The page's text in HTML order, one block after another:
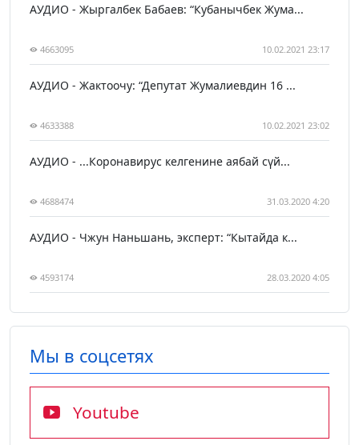
АУДИО - Жыргалбек Бабаев: “Кубанычбек Жума...
4663095 10.02.2021 23:17
АУДИО - Жактоочу: “Депутат Жумалиевдин 16 ...
4633388 10.02.2021 23:02
АУДИО - ...Коронавирус келгенине аябай сүй...
4688474 31.03.2020 4:20
АУДИО - Чжун Наньшань, эксперт: “Кытайда к...
4593174 28.03.2020 4:05
Мы в соцсетях
Youtube